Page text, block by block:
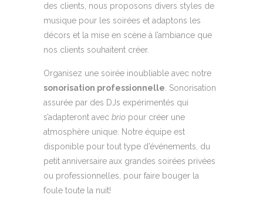
des clients, nous proposons divers styles de
musique pour les soirées et adaptons les
décors et la mise en scène à l’ambiance que
nos clients souhaitent créer.
Organisez une soirée inoubliable avec notre
sonorisation professionnelle . Sonorisation
assurée par des DJs expérimentés qui
s’adapteront avec brio pour créer une
atmosphère unique. Notre équipe est
disponible pour tout type d’événements, du
petit anniversaire aux grandes soirées privées
ou professionnelles, pour faire bouger la
foule toute la nuit!